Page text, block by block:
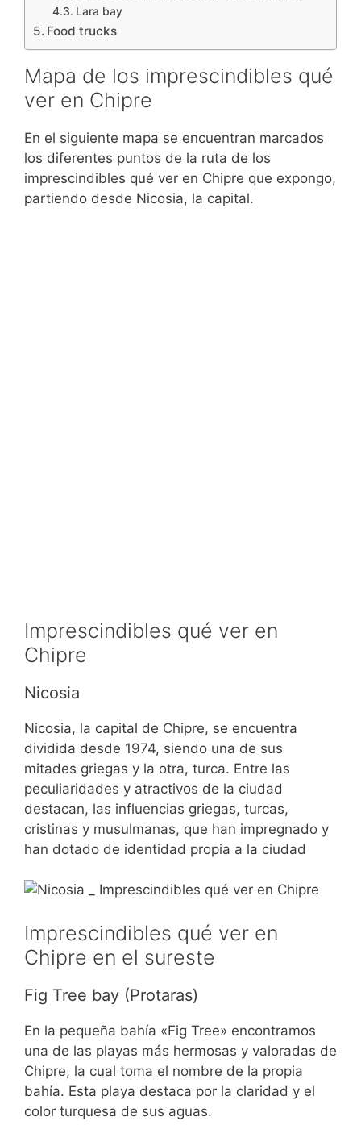
Lara bay
Food trucks
Mapa de los imprescindibles qué
ver en Chipre
En el siguiente mapa se encuentran marcados
los diferentes puntos de la ruta de los
imprescindibles qué ver en Chipre que expongo,
partiendo desde Nicosia, la capital.
Imprescindibles qué ver en
Chipre
Nicosia
Nicosia, la capital de Chipre, se encuentra
dividida desde 1974, siendo una de sus
mitades griegas y la otra, turca. Entre las
peculiaridades y atractivos de la ciudad
destacan, las influencias griegas, turcas,
cristinas y musulmanas, que han impregnado y
han dotado de identidad propia a la ciudad
Imprescindibles qué ver en
Chipre en el sureste
Fig Tree bay (Protaras)
En la pequeña bahía «Fig Tree» encontramos
una de las playas más hermosas y valoradas de
Chipre, la cual toma el nombre de la propia
bahía. Esta playa destaca por la claridad y el
color turquesa de sus aguas.